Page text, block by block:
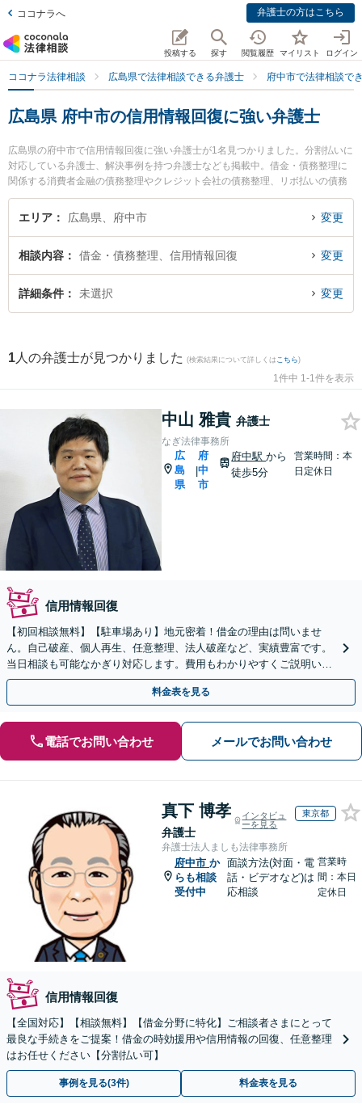
ココナラへ 弁護士の方はこちら
投稿する 探す 閲覧履歴 マイリスト ログイン
ココナラ法律相談 広島県で法律相談できる弁護士 府中市で法律相談で
広島県 府中市の信用情報回復に強い弁護士
広島県の府中市で信用情報回復に強い弁護士が1名見つかりました。分割払いに
対応している弁護士、解決事例を持つ弁護士なども掲載中。借金・債務整理に
関係する消費者金融の債務整理やクレジット会社の債務整理、リボ払いの債務
整理等の細かな分野での絞り込み検索もでき便利です。特になぎ法律事務所の
中山 雅貴弁護士のプロフィール情報や弁護士費用、強みなどが注目されていま
検索したい』『初回相談無料で信用情報回復を法律相談できる府中市内の弁護
士に相談予約したい』などでお困りの相談者さんにおすすめです。
エリア 広島県、府中市 変更
相談内容 借金・債務整理、信用情報回復 変更
詳細条件 未選択 変更
1 人の弁護士が見つかりました (検索結果について詳しくは こちら)
1件中 1-1件を表示
中山 雅貴 弁護士
なぎ法律事務所
広
島
県
|
府
中
市
府中駅から
徒歩5分
営業時間：本
日定休日
信用情報回復
【初回相談無料】【駐車場あり】地元密着！借金の理由は問いませ
ん。自己破産、個人再生、任意整理、法人破産など、実績豊富です。
当日相談も可能なかぎり対応します。費用もわかりやすくご説明いた
します【秘密厳守】【法テラス利用可】
料金表を見る
電話でお問い合わせ メールでお問い合わせ
真下 博孝
弁護士
インタビュ
ーを見る
東京都
弁護士法人ましも法律事務所
府中市 か
らも相談
受付中
面談方法(対面・電
話・ビデオなど)は
応相談
営業時
間：本日
定休日
信用情報回復
【全国対応】【相談無料】【借金分野に特化】ご相談者さまにとって
最良な手続きをご提案！借金の時効援用や信用情報の回復、任意整理
はお任せください【分割払い可】
事例を見る(3件) 料金表を見る